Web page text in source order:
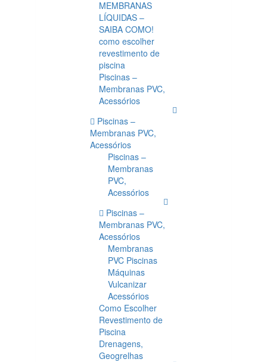
MEMBRANAS
LÍQUIDAS –
SAIBA COMO!
como escolher
revestimento de
piscina
Piscinas –
Membranas PVC,
Acessórios
Piscinas –
Membranas PVC,
Acessórios
Piscinas –
Membranas
PVC,
Acessórios
Piscinas –
Membranas PVC,
Acessórios
Membranas
PVC Piscinas
Máquinas
Vulcanizar
Acessórios
Como Escolher
Revestimento de
Piscina
Drenagens,
Geogrelhas